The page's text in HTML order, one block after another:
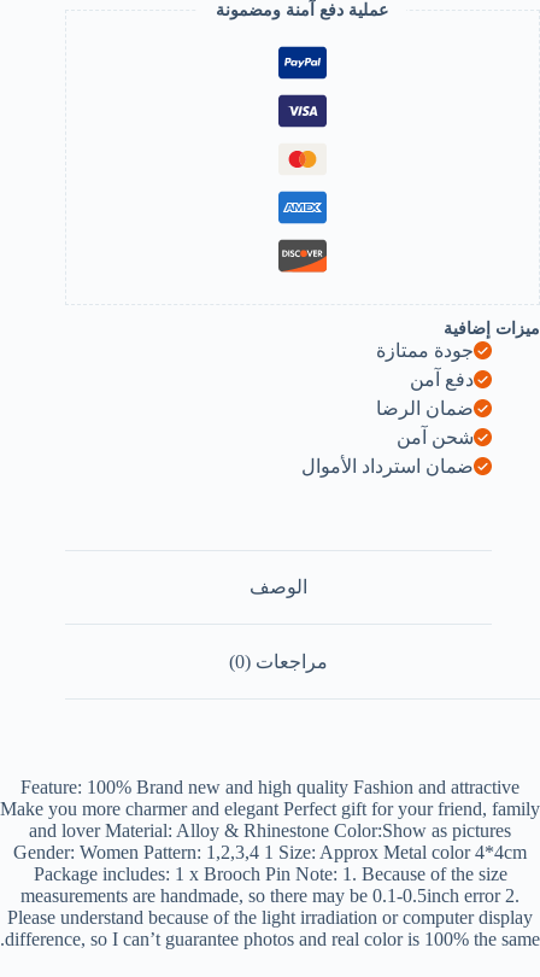
Pin
Up
Buckle
Rhinestone
Animal
Brooch
Safety
Pins
Collar
Jewelry
Pin
(Code
N22
-
Alloy
4.0cm
x4.0cm
-155Gram
B0DPTG4NG9
عملية دفع آمنة ومضمونة
ميزات إضافية
جودة ممتازة
دفع آمن
ضمان الرضا
شحن آمن
ضمان استرداد الأموال
الوصف
مراجعات (0)
Feature: 100% Brand new and high quality Fashion and attractive
Make you more charmer and elegant Perfect gift for your friend, family
and lover Material: Alloy & Rhinestone Color:Show as pictures
Gender: Women Pattern: 1,2,3,4 1 Size: Approx Metal color 4*4cm
Package includes: 1 x Brooch Pin Note: 1. Because of the size
measurements are handmade, so there may be 0.1-0.5inch error 2.
Please understand because of the light irradiation or computer display
difference, so I can’t guarantee photos and real color is 100% the same.